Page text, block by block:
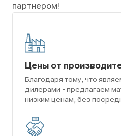
партнером!
Цены от
Благодаря тому, что
дилерами - предлагаем
низким ценам, без